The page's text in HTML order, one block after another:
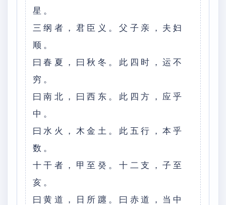
星。
三纲者，君臣义。父子亲，夫妇
顺。
曰春夏，曰秋冬。此四时，运不
穷。
曰南北，曰西东。此四方，应乎
中。
曰水火，木金土。此五行，本乎
数。
十干者，甲至癸。十二支，子至
亥。
曰黄道，日所躔。曰赤道，当中